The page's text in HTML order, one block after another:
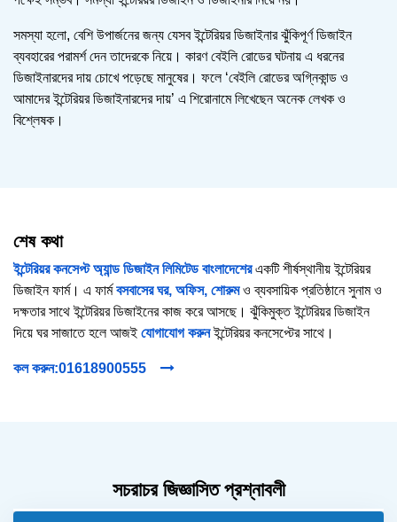
সমস্যা হলো, বেশি উপার্জনের জন্য যেসব ইন্টেরিয়র ডিজাইনার ঝুঁকিপূর্ণ ডিজাইন
ব্যবহারের পরামর্শ দেন তাদেরকে নিয়ে। কারণ বেইলি রোডের ঘটনায় এ ধরনের
ডিজাইনারদের দায় চোখে পড়েছে মানুষের। ফলে ‘বেইলি রোডের অগ্নিকান্ড ও
আমাদের ইন্টেরিয়র ডিজাইনারদের দায়’ এ শিরোনামে লিখেছেন অনেক লেখক ও
বিশ্লেষক।
শেষ কথা
ইন্টেরিয়র কনসেপ্ট অ্যান্ড ডিজাইন লিমিটেড বাংলাদেশেরএকটি শীর্ষস্থানীয় ইন্টেরিয়র
ডিজাইন ফার্ম। এ ফার্মবসবাসের ঘর, অফিস, শোরুমও ব্যবসায়িক প্রতিষ্ঠানে সুনাম ও
দক্ষতার সাথে ইন্টেরিয়র ডিজাইনের কাজ করে আসছে। ঝুঁকিমুক্ত ইন্টেরিয়র ডিজাইন
দিয়ে ঘর সাজাতে হলে আজই যোগাযোগ করুনইন্টেরিয়র কনসেপ্টের সাথে।
কল করুন:01618900555
সচরাচর জিজ্ঞাসিত প্রশ্নাবলী